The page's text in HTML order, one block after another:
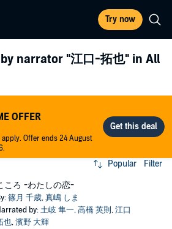
Try now
narrator "江口-拓也" in All
OFFER
Offer ends 24 August
Popular Filter
ころ -わたしの恋-
篠月 千歳,真嶋 しま
by:土岐 隼一,高橋 英則,江口
也,濱野 大輝